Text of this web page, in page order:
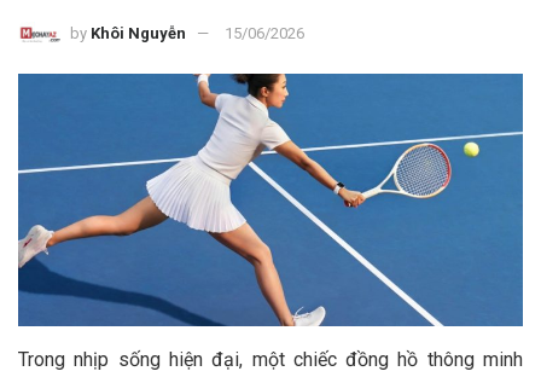
by Khôi Nguyễn 15/06/2026
Trong nhịp sống hiện đại, một chiếc đồng hồ thông minh